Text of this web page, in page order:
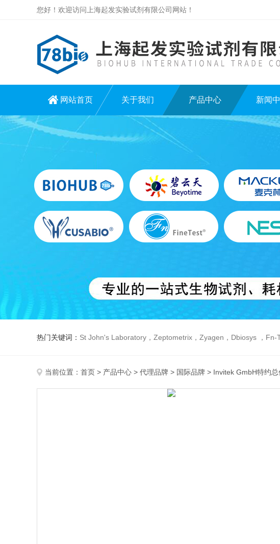
您好！欢迎访问上海起发实验试剂有限公司网站！
网站首页 关于我们 产品中心 新闻
热门关键词： St John's Laboratory，Zeptometrix，Zyagen，Dbiosys ，Fn-Test武汉菲恩，Beyotime碧云天，
当前位置： 首页 > 产品中心 > 代理品牌 > 国际品牌 > Invitek GmbH特约总